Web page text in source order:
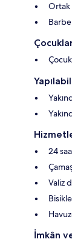
Ortak
24
Valiz
İmkân